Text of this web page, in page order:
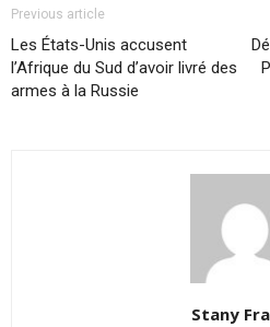
Previous article
Les États-Unis accusent
l’Afrique du Sud d’avoir livré des
armes à la Russie
Stany